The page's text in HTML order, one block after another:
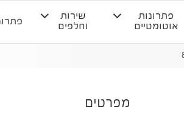
פתרונות
אוטומטיים
שירות
וחלפים
מפרטים